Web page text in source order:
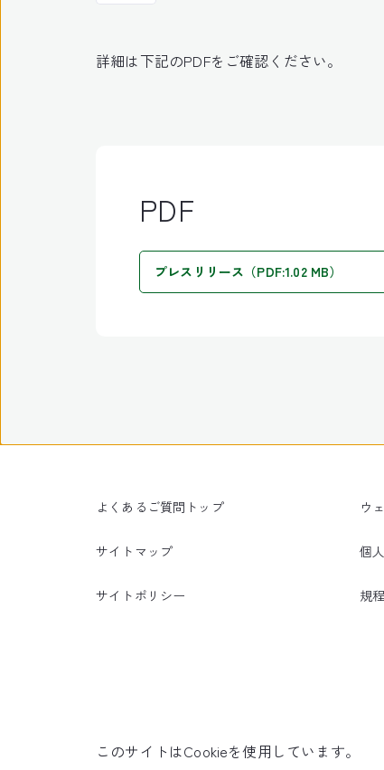
詳細は下記のPDFをご確認ください。
PDF
プレスリリース（PDF:1.02 MB）
よくあるご質問トップ
サイトマップ
サイトポリシー
ウ
個
規
このサイトはCookieを使用しています。